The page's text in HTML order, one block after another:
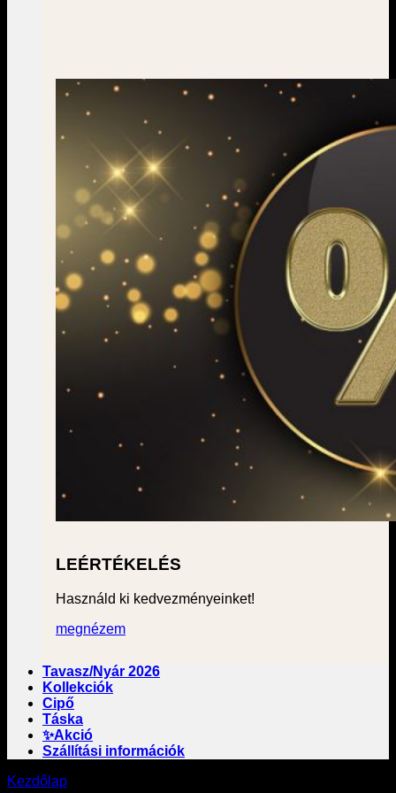
LEÉRTÉKELÉS
Használd ki kedvezményeinket!
megnézem
Tavasz/Nyár 2026
Kollekciók
Cipő
Táska
✨Akció
Szállítási információk
Kezdőlap